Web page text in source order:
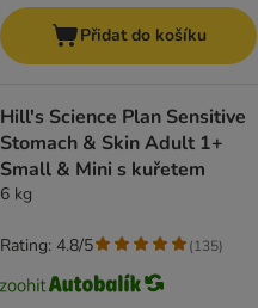
Přidat do košíku
Hill's Science Plan Sensitive
Stomach & Skin Adult 1+
Small & Mini s kuřetem
6 kg
Rating: 4.8/5 (135)